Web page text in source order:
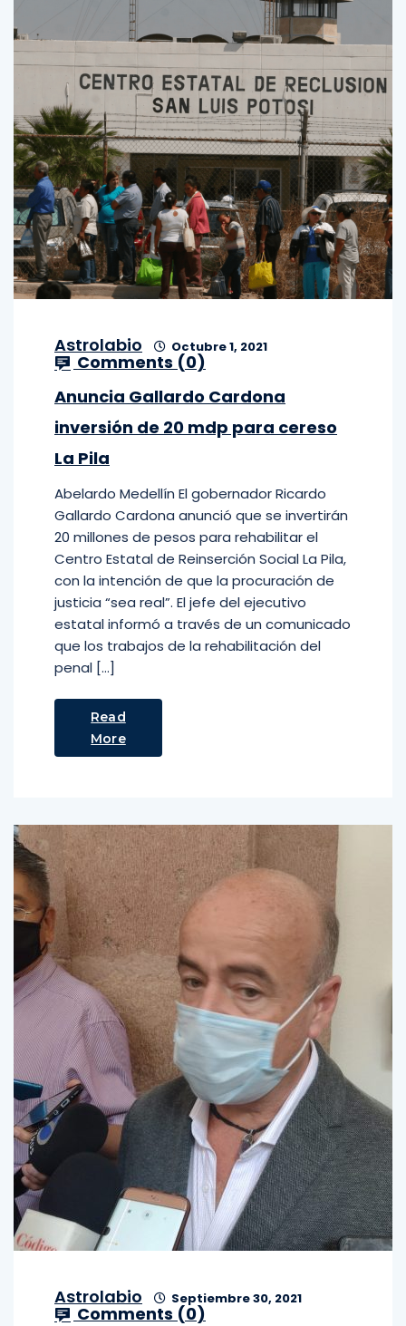
Astrolabio Octubre 1, 2021
Comments (0)
Anuncia Gallardo Cardona
inversión de 20 mdp para cereso
La Pila
Abelardo Medellín El gobernador Ricardo
Gallardo Cardona anunció que se invertirán
20 millones de pesos para rehabilitar el
Centro Estatal de Reinserción Social La Pila,
con la intención de que la procuración de
justicia “sea real”. El jefe del ejecutivo
estatal informó a través de un comunicado
que los trabajos de la rehabilitación del
penal […]
Read
More
Astrolabio Septiembre 30, 2021
Comments (0)